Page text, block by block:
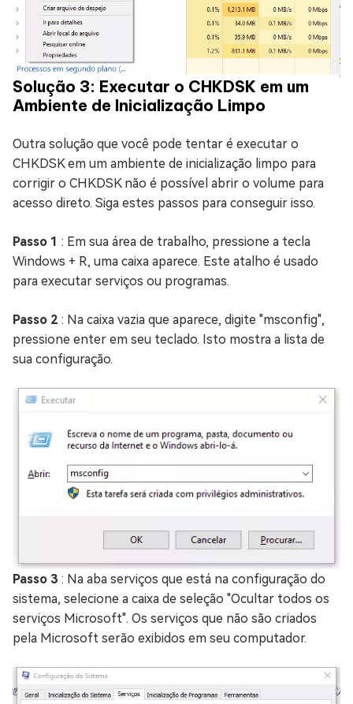
Solução 3: Executar o CHKDSK em um
Ambiente de Inicialização Limpo
Outra solução que você pode tentar é executar o
CHKDSK em um ambiente de inicialização limpo para
corrigir o CHKDSK não é possível abrir o volume para
acesso direto. Siga estes passos para conseguir isso.
Passo 1 : Em sua área de trabalho, pressione a tecla
Windows + R, uma caixa aparece. Este atalho é usado
para executar serviços ou programas.
Passo 2 : Na caixa vazia que aparece, digite "msconfig",
pressione enter em seu teclado. Isto mostra a lista de
sua configuração.
Passo 3 : Na aba serviços que está na configuração do
sistema, selecione a caixa de seleção "Ocultar todos os
serviços Microsoft". Os serviços que não são criados
pela Microsoft serão exibidos em seu computador.